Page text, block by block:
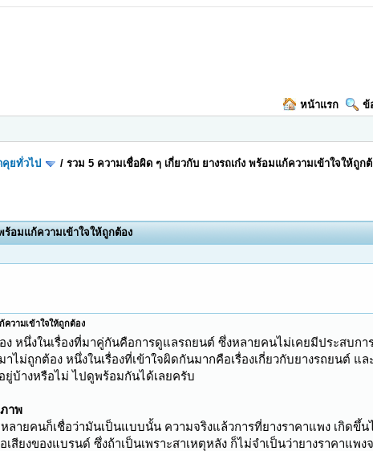
หน้าแรก ข้
ยทั่วไป /รวม 5 ความเชื่อผิด ๆ เกี่ยวกับ ยางรถเก๋ง พร้อมแก้ความเข้าใจให้ถูก
ร้อมแก้ความเข้าใจให้ถูกต้อง
ความเข้าใจให้ถูกต้อง
ง หนึ่งในเรื่องที่มาคู่กันคือการดูแลรถยนต์ ซึ่งหลายคนไม่เคยมีประสบก
ไม่ถูกต้อง หนึ่งในเรื่องที่เข้าใจผิดกันมากคือเรื่องเกี่ยวกับยางรถยนต์ แ
ยู่บ้างหรือไม่ ไปดูพร้อมกันได้เลยครับ
าพ
ลายคนก็เชื่อว่ามันเป็นแบบนั้น ความจริงแล้วการที่ยางราคาแพง เกิดขึ้
เสียงของแบรนด์ ซึ่งถ้าเป็นเพราะสาเหตุหลัง ก็ไม่จำเป็นว่ายางราคาแ